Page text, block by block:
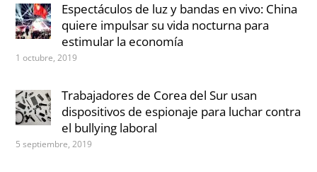
Espectáculos de luz y bandas en vivo: China
quiere impulsar su vida nocturna para
estimular la economía
1 octubre, 2019
Trabajadores de Corea del Sur usan
dispositivos de espionaje para luchar contra
el bullying laboral
5 septiembre, 2019